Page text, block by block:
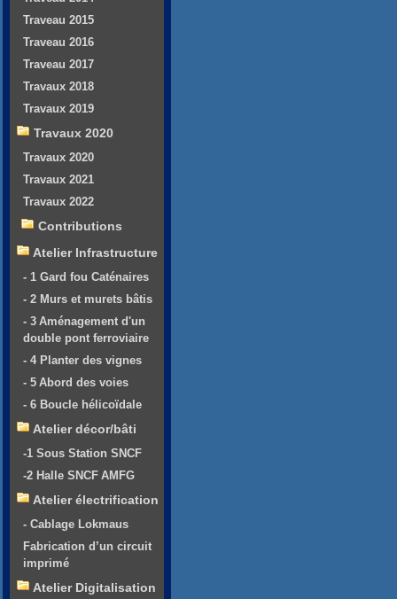
Traveau 2015
Traveau 2016
Traveau 2017
Travaux 2018
Travaux 2019
Travaux 2020
Travaux 2020
Travaux 2021
Travaux 2022
Contributions
Atelier Infrastructure
- 1 Gard fou Caténaires
- 2 Murs et murets bâtis
- 3 Aménagement d'un
double pont ferroviaire
- 4 Planter des vignes
- 5 Abord des voies
- 6 Boucle hélicoïdale
Atelier décor/bâti
-1 Sous Station SNCF
-2 Halle SNCF AMFG
Atelier électrification
- Cablage Lokmaus
Fabrication d’un circuit
imprimé
Atelier Digitalisation